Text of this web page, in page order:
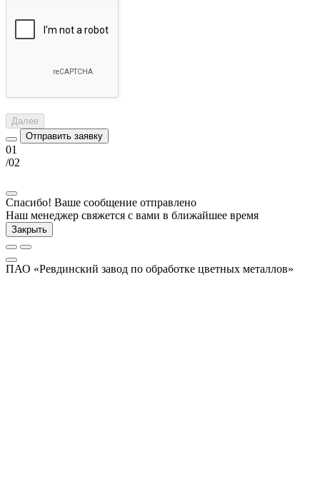
Далее
Отправить заявку
01
/02
Спасибо! Ваше сообщение отправлено
Наш менеджер свяжется с вами в ближайшее время
Закрыть
ПАО «Ревдинский завод по обработке цветных металлов»